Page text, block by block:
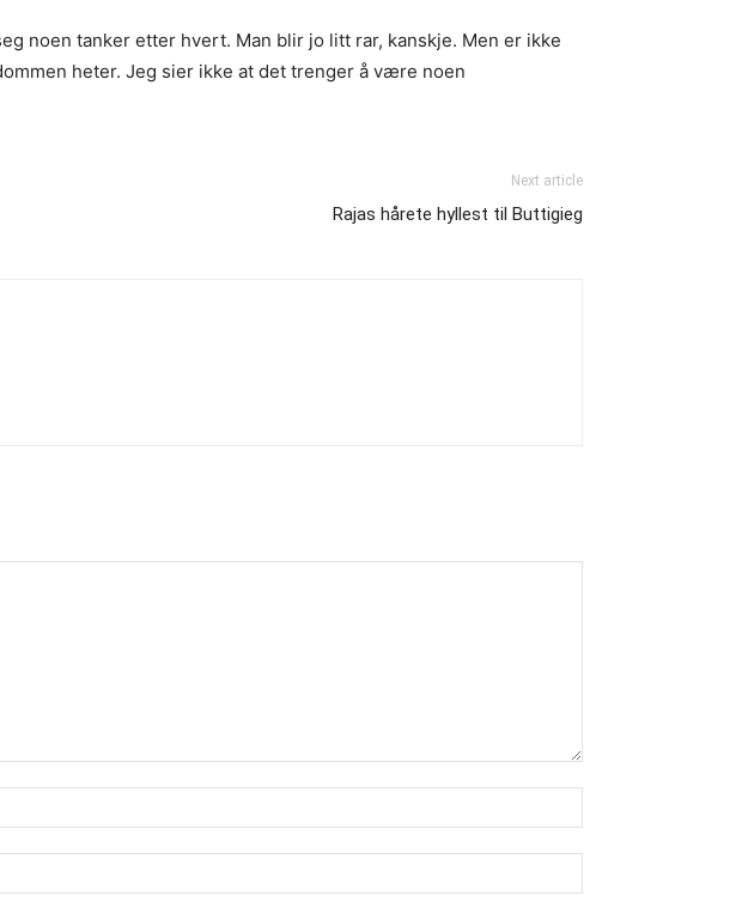
noen tanker etter hvert. Man blir jo litt rar, kanskje. Men er ikke
heter. Jeg sier ikke at det trenger å være noen
Next article
Rajas hårete hyllest til Buttigieg